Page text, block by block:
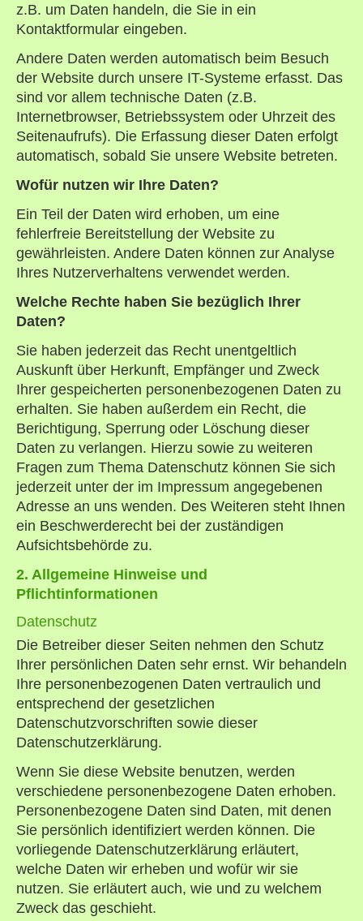
z.B. um Daten handeln, die Sie in ein
Kontaktformular eingeben.
Andere Daten werden automatisch beim Besuch
der Website durch unsere IT-Systeme erfasst. Das
sind vor allem technische Daten (z.B.
Internetbrowser, Betriebssystem oder Uhrzeit des
Seitenaufrufs). Die Erfassung dieser Daten erfolgt
automatisch, sobald Sie unsere Website betreten.
Wofür nutzen wir Ihre Daten?
Ein Teil der Daten wird erhoben, um eine
fehlerfreie Bereitstellung der Website zu
gewährleisten. Andere Daten können zur Analyse
Ihres Nutzerverhaltens verwendet werden.
Welche Rechte haben Sie bezüglich Ihrer
Daten?
Sie haben jederzeit das Recht unentgeltlich
Auskunft über Herkunft, Empfänger und Zweck
Ihrer gespeicherten personenbezogenen Daten zu
erhalten. Sie haben außerdem ein Recht, die
Berichtigung, Sperrung oder Löschung dieser
Daten zu verlangen. Hierzu sowie zu weiteren
Fragen zum Thema Datenschutz können Sie sich
jederzeit unter der im Impressum angegebenen
Adresse an uns wenden. Des Weiteren steht Ihnen
ein Beschwerderecht bei der zuständigen
Aufsichtsbehörde zu.
2. Allgemeine Hinweise und
Pflichtinformationen
Datenschutz
Die Betreiber dieser Seiten nehmen den Schutz
Ihrer persönlichen Daten sehr ernst. Wir behandeln
Ihre personenbezogenen Daten vertraulich und
entsprechend der gesetzlichen
Datenschutzvorschriften sowie dieser
Datenschutzerklärung.
Wenn Sie diese Website benutzen, werden
verschiedene personenbezogene Daten erhoben.
Personenbezogene Daten sind Daten, mit denen
Sie persönlich identifiziert werden können. Die
vorliegende Datenschutzerklärung erläutert,
welche Daten wir erheben und wofür wir sie
nutzen. Sie erläutert auch, wie und zu welchem
Zweck das geschieht.